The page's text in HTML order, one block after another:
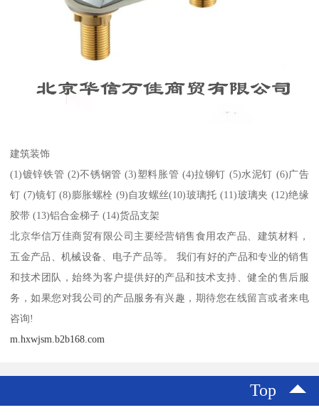
建筑装饰
(1)镀锌铁管 (2)不锈钢管 (3)塑料胀管 (4)拉铆钉 (5)水泥钉 (6)广告
钉 (7)镜钉 (8)膨胀螺栓 (9)自攻螺丝(10)玻璃托 (11)玻璃夹 (12)绝缘
胶带 (13)铝合金梯子 (14)货品支架
北京华信万佳商贸有限公司主要经营销售食用农产品、建筑材料，
五金产品、机械设备、电子产品等。 我们有好的产品和专业的销售
和技术团队，始终为客户提供好的产品和技术支持、健全的售后服
务，如果您对我公司的产品服务有兴趣，期待您在线留言或者来电
咨询!
m.hxwjsm.b2b168.com
Top